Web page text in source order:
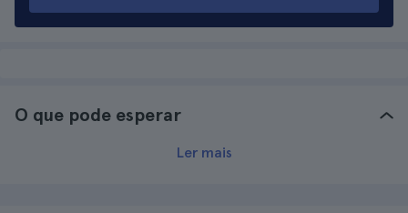
O que pode esperar
Ler mais